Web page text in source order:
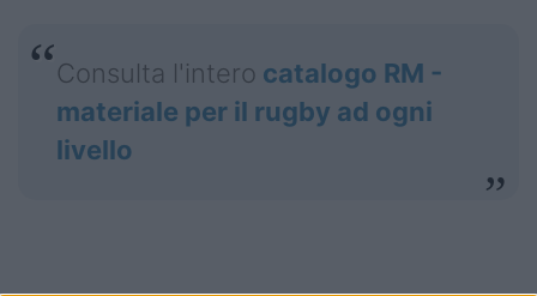
Consulta l'intero catalogo RM -
materiale per il rugby ad ogni
livello